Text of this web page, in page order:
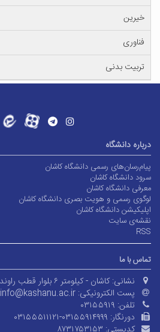
خیرین
فناوری
تربیت بدنی
درباره دانشگاه
پیام‌رسان‌های رسمی دانشگاه کاشان
سرود دانشگاه کاشان
معرفی دانشگاه کاشان
لوگوی رسمی و هویت بصری دانشگاه کاشان
اپلیکیشن دانشگاه کاشان
نقشه‌ی سایت
RSS
تماس با ما
نشانی: کاشان - کیلومتر ۶ بلوار قطب راوندی
پست الکترونیکی: info@kashanu.ac.ir
تلفن: ۰۳۱۵۵۹۱۹
دورنگار: ۰۳۱۵۵۵۱۱۱۲۱-۰۳۱۵۵۹۱۴۹۹۹